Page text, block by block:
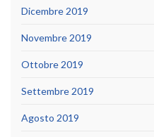
Dicembre 2019
Novembre 2019
Ottobre 2019
Settembre 2019
Agosto 2019